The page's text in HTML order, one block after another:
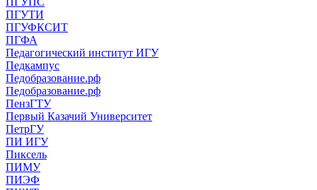
ПГУТИ
ПГУФКСИТ
ПГФА
Педагогический институт ИГУ
Педкампус
Педобразование.рф
Педобразование.рф
ПензГТУ
Первый Казачий Университет
ПетрГУ
ПИ ИГУ
Пиксель
ПИМУ
ПИЭФ